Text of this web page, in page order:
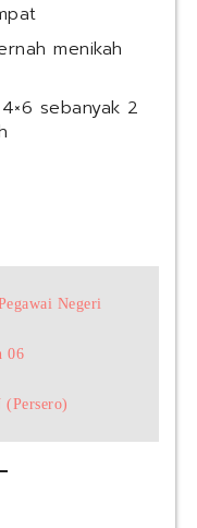
menikah
sebanyak 2
Negeri
06